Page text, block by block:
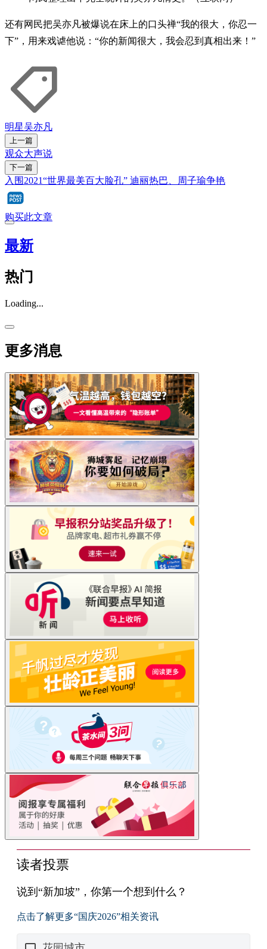
还有网民把吴亦凡被爆说在床上的口头禅“我的很大，你忍一
下”，用来戏谑他说：“你的新闻很大，我会忍到真相出来！”
明星吴亦凡
上一篇
观众大声说
下一篇
入围2021“世界最美百大脸孔” 迪丽热巴、周子瑜争艳
购买此文章
最新
热门
Loading...
更多消息